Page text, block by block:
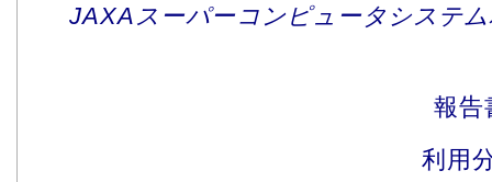
JAXAスーパーコンピュータシステ
報告
利用